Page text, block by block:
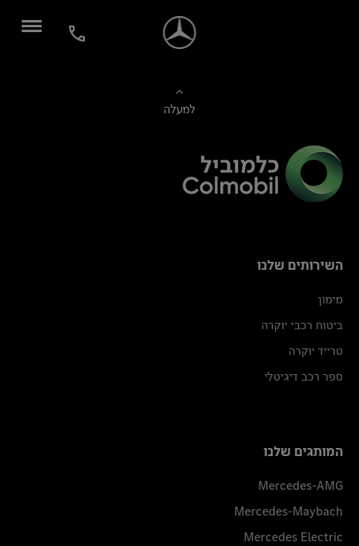
למעלה
השירותים שלנו
מימון
ביטוח רכבי יוקרה
טרייד יוקרה
ספר רכב דיגיטלי
המותגים שלנו
Mercedes-AMG
Mercedes-Maybach
Mercedes Electric